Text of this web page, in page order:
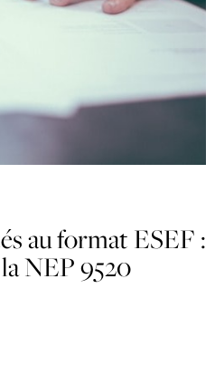
au format ESEF :
NEP 9520